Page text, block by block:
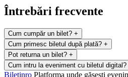
Întrebări frecvente
Cum cumpăr un bilet? +
Cum primesc biletul după plată? +
Pot returna un bilet? +
Cum intru la eveniment cu biletul digital?
Biletinro Platforma unde găsești